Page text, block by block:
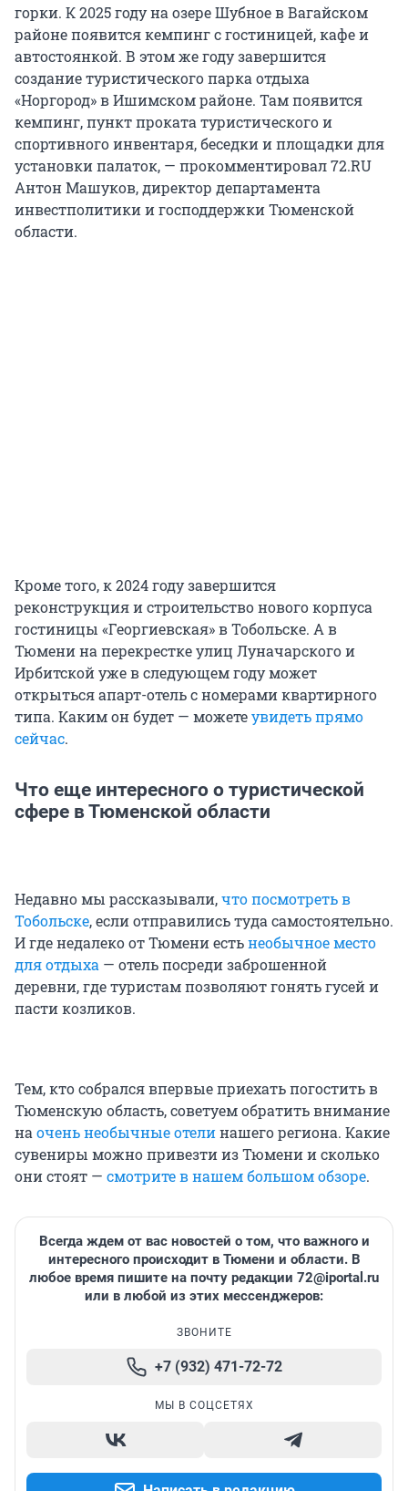
горки. К 2025 году на озере Шубное в Вагайском
районе появится кемпинг с гостиницей, кафе и
автостоянкой. В этом же году завершится
создание туристического парка отдыха
«Норгород» в Ишимском районе. Там появится
кемпинг, пункт проката туристического и
спортивного инвентаря, беседки и площадки для
установки палаток, — прокомментировал 72.RU
Антон Машуков, директор департамента
инвестполитики и господдержки Тюменской
области.
Кроме того, к 2024 году завершится
реконструкция и строительство нового корпуса
гостиницы «Георгиевская» в Тобольске. А в
Тюмени на перекрестке улиц Луначарского и
Ирбитской уже в следующем году может
открыться апарт-отель с номерами квартирного
типа. Каким он будет — можетеувидеть прямо
сейчас.
Что еще интересного о туристической
сфере в Тюменской области
Недавно мы рассказывали,что посмотреть в
Тобольске, если отправились туда самостоятельно.
И где недалеко от Тюмени естьнеобычное место
для отдыха — отель посреди заброшенной
деревни, где туристам позволяют гонять гусей и
пасти козликов.
Тем, кто собрался впервые приехать погостить в
Тюменскую область, советуем обратить внимание
наочень необычные отелинашего региона. Какие
сувениры можно привезти из Тюмени и сколько
они стоят — смотрите в нашем большом обзоре.
Всегда ждем от вас новостей о том, что важного и
интересного происходит в Тюмени и области. В
любое время пишите на почту редакции 72@iportal.ru
или в любой из этих мессенджеров:
ЗВОНИТЕ
+7 (932) 471-72-72
МЫ В СОЦСЕТЯХ